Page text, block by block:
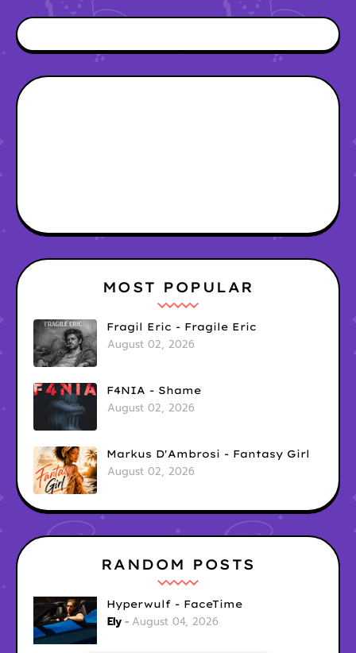
MOST POPULAR
Fragil Eric - Fragile Eric
August 02, 2026
F4NIA - Shame
August 02, 2026
Markus D'Ambrosi - Fantasy Girl
August 02, 2026
RANDOM POSTS
Hyperwulf - FaceTime
Ely August 04, 2026